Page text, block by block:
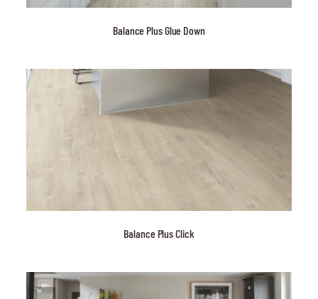
Balance Plus Glue Down
Balance Plus Click